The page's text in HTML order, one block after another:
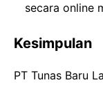
secara online
Kesimpulan
PT Tunas Baru